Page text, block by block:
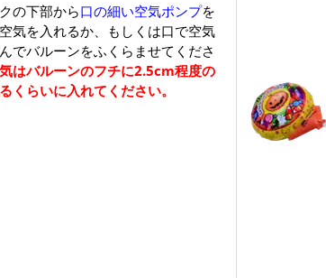
の下部から口の細い空気ポンプを
気を入れるか、もしくは口で空気
でバルーンをふくらませてくださ
はバルーンのフチに2.5cm程度の
くらいに入れてください。